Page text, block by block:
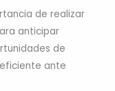
de realizar
anticipar
de
ante